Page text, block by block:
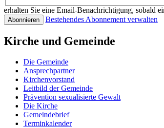
erhalten Sie eine Email-Benachrichtigung, sobald
Bestehendes Abonnement verwalten
Kirche und Gemeinde
Die Gemeinde
Ansprechpartner
Kirchenvorstand
Leitbild der Gemeinde
Prävention sexualisierte Gewalt
Die Kirche
Gemeindebrief
Terminkalender